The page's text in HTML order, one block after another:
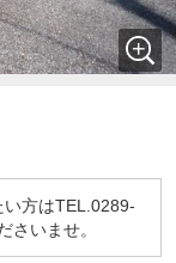
い方はTEL.0289-
さいませ。